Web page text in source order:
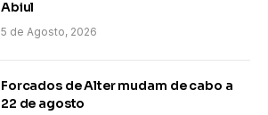
Abiul
5 de Agosto, 2026
Forcados de Alter mudam de cabo a
22 de agosto